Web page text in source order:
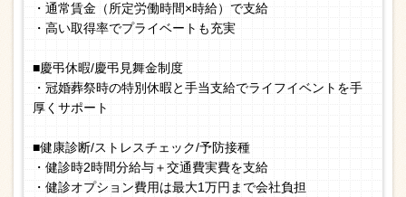
・通常賃金（所定労働時間×時給）で支給
・高い取得率でプライベートも充実
■慶弔休暇/慶弔見舞金制度
・冠婚葬祭時の特別休暇と手当支給でライフイベントを手
厚くサポート
■健康診断/ストレスチェック/予防接種
・健診時2時間分給与＋交通費実費を支給
・健診オプション費用は最大1万円まで会社負担